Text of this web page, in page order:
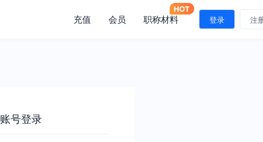
充值 会员 职称材料 登录 注
账号登录